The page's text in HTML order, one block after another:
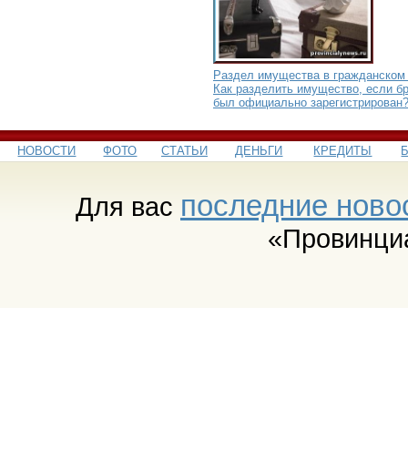
Раздел имущества в гражданском
Как разделить имущество, если
был официально зарегистрирован?
НОВОСТИ ФОТО СТАТЬИ ДЕНЬГИ КРЕДИТЫ
Для вас последние